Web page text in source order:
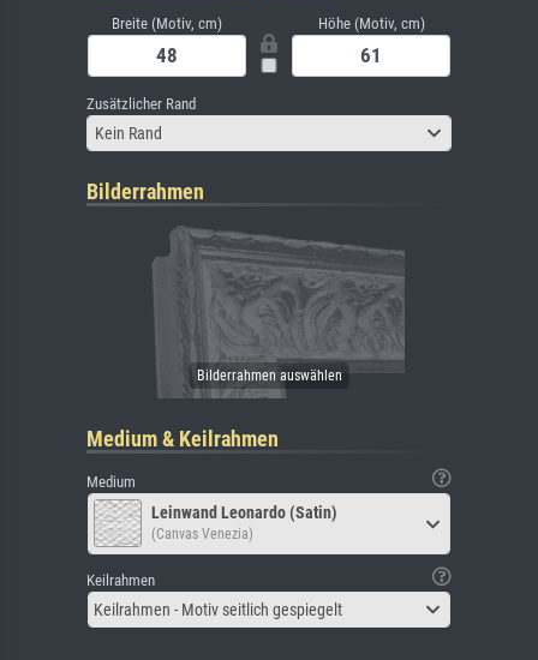
Breite (Motiv, cm) Höhe (Motiv, cm)
Zusätzlicher Rand
Kein Rand
Bilderrahmen
Medium & Keilrahmen
Medium
Leinwand Leonardo (Satin)
(Canvas Venezia)
Keilrahmen
Keilrahmen - Motiv seitlich gespiegelt